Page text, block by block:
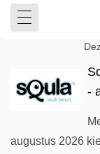
-
augustus 2026